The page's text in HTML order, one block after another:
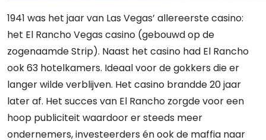
1941 was het jaar van Las Vegas’ allereerste casino:
het El Rancho Vegas casino (gebouwd op de
zogenaamde Strip). Naast het casino had El Rancho
ook 63 hotelkamers. Ideaal voor de gokkers die er
langer wilde verblijven. Het casino brandde 20 jaar
later af. Het succes van El Rancho zorgde voor een
hoop publiciteit waardoor er steeds meer
ondernemers, investeerders én ook de maffia naar